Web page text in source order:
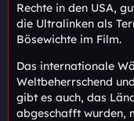
Rechte in den USA,
die Ultralinken als
Bösewichte im Film.
Das internationale
Weltbeherrschend
gibt es auch, das
abgeschafft wurden,